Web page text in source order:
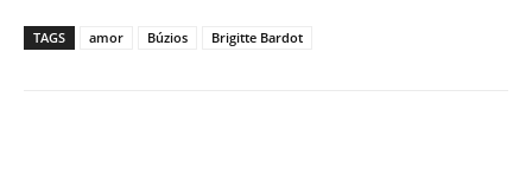
TAGS amor Búzios Brigitte Bardot